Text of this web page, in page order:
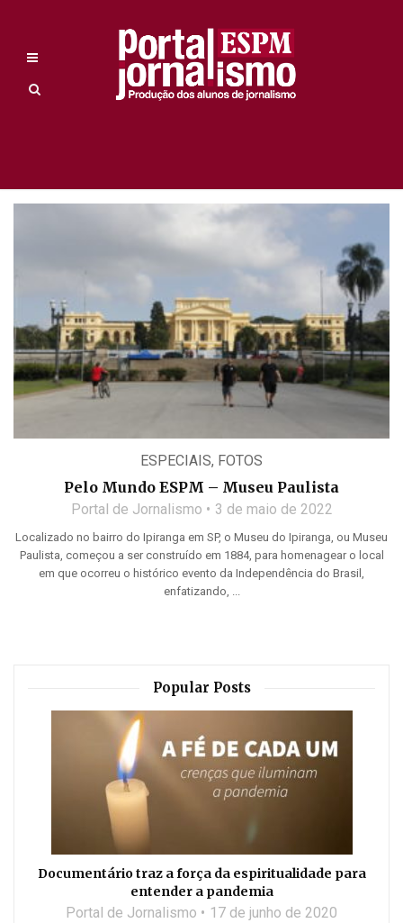
ESPECIAIS, FOTOS
Pelo Mundo ESPM – Museu Paulista
Portal de Jornalismo 3 de maio de 2022
Localizado no bairro do Ipiranga em SP, o Museu do Ipiranga, ou Museu
Paulista, começou a ser construído em 1884, para homenagear o local
em que ocorreu o histórico evento da Independência do Brasil,
enfatizando, ...
Popular Posts
Documentário traz a força da espiritualidade para
entender a pandemia
Portal de Jornalismo 17 de junho de 2020